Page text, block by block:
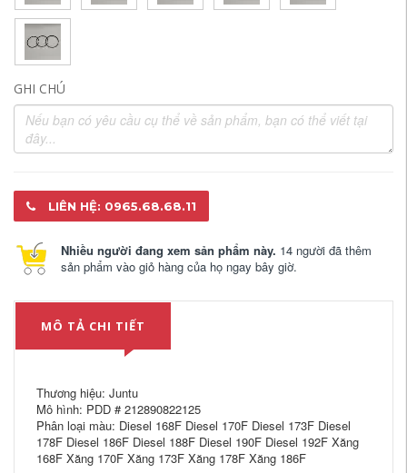
GHI CHÚ
LIÊN HỆ: 0965.68.68.11
Nhiều người đang xem sản phẩm này. 14 người đã thêm
sản phẩm vào giỏ hàng của họ ngay bây giờ.
MÔ TẢ CHI TIẾT
Thương hiệu: Juntu
Mô hình: PDD # 212890822125
Phân loại màu: Diesel 168F Diesel 170F Diesel 173F Diesel
178F Diesel 186F Diesel 188F Diesel 190F Diesel 192F Xăng
168F Xăng 170F Xăng 173F Xăng 178F Xăng 186F